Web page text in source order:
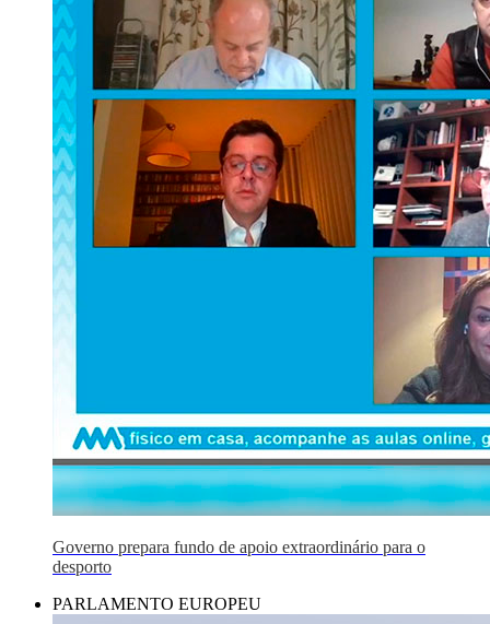
Governo prepara fundo de apoio extraordinário para o
desporto
PARLAMENTO EUROPEU